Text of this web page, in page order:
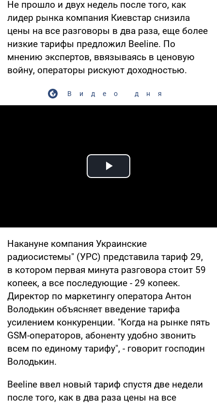
Не прошло и двух недель после того, как
лидер рынка компания Киевстар снизила
цены на все разговоры в два раза, еще более
низкие тарифы предложил Beeline. По
мнению экспертов, ввязываясь в ценовую
войну, операторы рискуют доходностью.
Видео дня
Play Video
Накануне компания Украинские
радиосистемы" (УРС) представила тариф 29,
в котором первая минута разговора стоит 59
копеек, а все последующие - 29 копеек.
Директор по маркетингу оператора Антон
Володькин объясняет введение тарифа
усилением конкуренции. "Когда на рынке пять
GSM-операторов, абоненту удобно звонить
всем по единому тарифу", - говорит господин
Володькин.
Beeline ввел новый тариф спустя две недели
после того, как в два раза цены на все